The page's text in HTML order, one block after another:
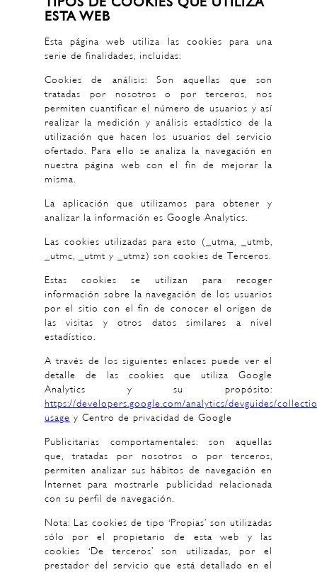
TIPOS DE COOKIES QUE UTILIZA
ESTA WEB
Esta página web utiliza las cookies para una
serie de finalidades, incluidas:
Cookies de análisis: Son aquellas que son
tratadas por nosotros o por terceros, nos
permiten cuantificar el número de usuarios y así
realizar la medición y análisis estadístico de la
utilización que hacen los usuarios del servicio
ofertado. Para ello se analiza la navegación en
nuestra página web con el fin de mejorar la
misma.
La aplicación que utilizamos para obtener y
analizar la información es Google Analytics.
Las cookies utilizadas para esto (_utma, _utmb,
_utmc, _utmt y _utmz) son cookies de Terceros.
Estas cookies se utilizan para recoger
información sobre la navegación de los usuarios
por el sitio con el fin de conocer el origen de
las visitas y otros datos similares a nivel
estadístico.
A través de los siguientes enlaces puede ver el
detalle de las cookies que utiliza Google
Analytics y su propósito:
https://developers.google.com/analytics/devguides/
usage y Centro de privacidad de Google
Publicitarias comportamentales: son aquellas
que, tratadas por nosotros o por terceros,
permiten analizar sus hábitos de navegación en
Internet para mostrarle publicidad relacionada
con su perfil de navegación.
Nota: Las cookies de tipo ‘Propias’ son utilizadas
sólo por el propietario de esta web y las
cookies ‘De terceros’ son utilizadas, por el
prestador del servicio que está detallado en el